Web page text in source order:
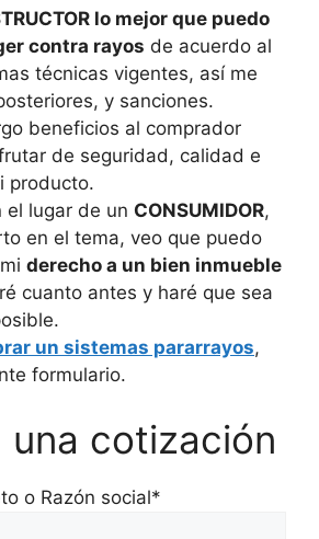
lo mejor que puedo
contra rayos de acuerdo al
técnicas vigentes, así me
y sanciones.
beneficios al comprador
de seguridad, calidad e
producto.
el lugar de un CONSUMIDOR,
en el tema, veo que puedo
derecho a un bien inmueble
cuanto antes y haré que sea
un sistemas pararrayos,
formulario.
una cotización
o Razón social*